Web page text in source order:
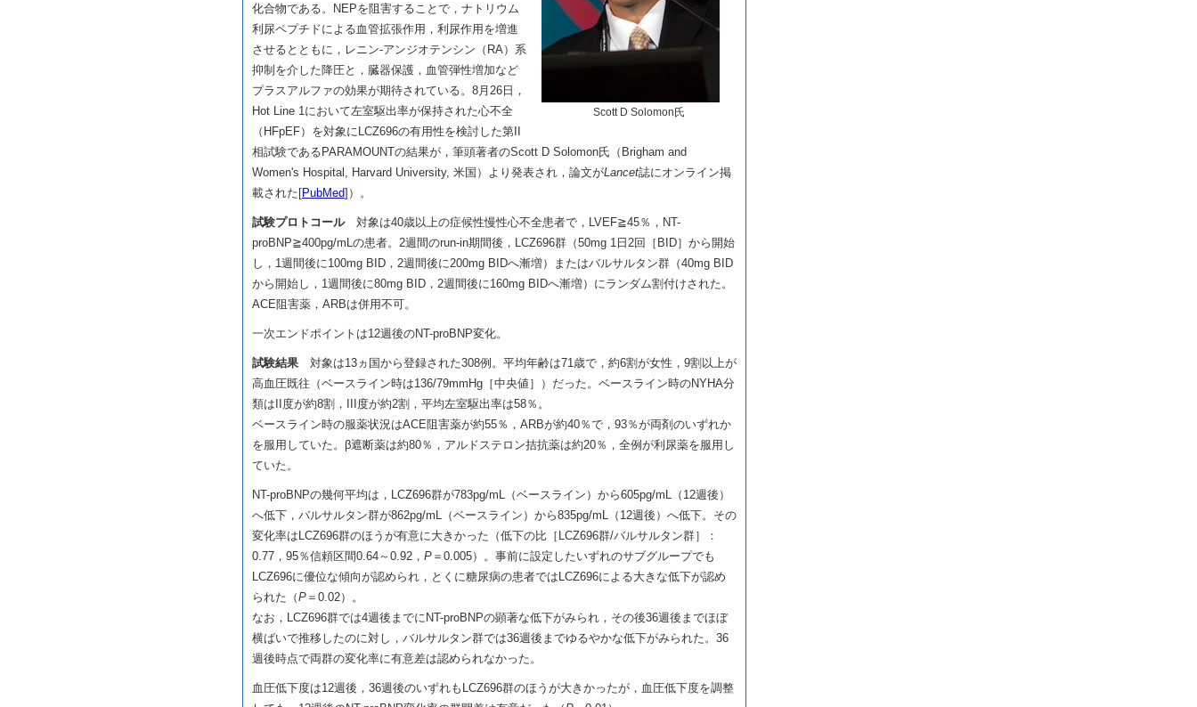
Scott D Solomon氏
化合物である。NEPを阻害することで，ナトリウム
利尿ペプチドによる血管拡張作用，利尿作用を増進
させるとともに，レニン-アンジオテンシン（RA）系
抑制を介した降圧と，臓器保護，血管弾性増加など
プラスアルファの効果が期待されている。8月26日，
Hot Line 1において左室駆出率が保持された心不全
（HFpEF）を対象にLCZ696の有用性を検討した第II
相試験であるPARAMOUNTの結果が，筆頭著者のScott D Solomon氏（Brigham and
Women's Hospital, Harvard University, 米国）より発表され，論文がLancet誌にオンライン掲
載された[PubMed]）。
試験プロトコール対象は40歳以上の症候性慢性心不全患者で，LVEF≧45％，NT-
proBNP≧400pg/mLの患者。2週間のrun-in期間後，LCZ696群（50mg 1日2回［BID］から開始
し，1週間後に100mg BID，2週間後に200mg BIDへ漸増）またはバルサルタン群（40mg BID
から開始し，1週間後に80mg BID，2週間後に160mg BIDへ漸増）にランダム割付けされた。
ACE阻害薬，ARBは併用不可。
一次エンドポイントは12週後のNT-proBNP変化。
試験結果 対象は13ヵ国から登録された308例。平均年齢は71歳で，約6割が女性，9割以上が
高血圧既往（ベースライン時は136/79mmHg［中央値］）だった。ベースライン時のNYHA分
類はII度が約8割，III度が約2割，平均左室駆出率は58％。
ベースライン時の服薬状況はACE阻害薬が約55％，ARBが約40％で，93％が両剤のいずれか
を服用していた。β遮断薬は約80％，アルドステロン拮抗薬は約20％，全例が利尿薬を服用し
ていた。
NT-proBNPの幾何平均は，LCZ696群が783pg/mL（ベースライン）から605pg/mL（12週後）
へ低下，バルサルタン群が862pg/mL（ベースライン）から835pg/mL（12週後）へ低下。その
変化率はLCZ696群のほうが有意に大きかった（低下の比［LCZ696群/バルサルタン群］：
0.77，95％信頼区間0.64～0.92， P ＝0.005）。事前に設定したいずれのサブグループでも
LCZ696に優位な傾向が認められ，とくに糖尿病の患者ではLCZ696による大きな低下が認め
られた（P ＝0.02）。
なお，LCZ696群では4週後までにNT-proBNPの顕著な低下がみられ，その後36週後までほぼ
横ばいで推移したのに対し，バルサルタン群では36週後までゆるやかな低下がみられた。36
週後時点で両群の変化率に有意差は認められなかった。
血圧低下度は12週後，36週後のいずれもLCZ696群のほうが大きかったが，血圧低下度を調整